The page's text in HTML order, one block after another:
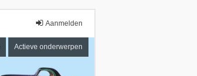
Aanmelden
Actieve onderwerpen